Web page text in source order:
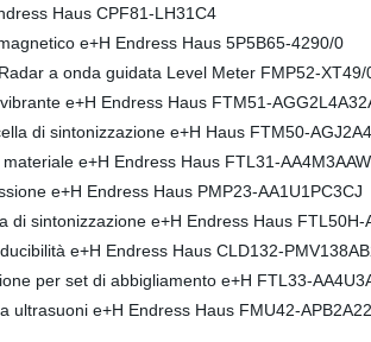
Haus CPF81-LH31C4
e+H Endress Haus 5P5B65-4290/0
a onda guidata Level Meter FMP52-XT49/
e+H Endress Haus FTM51-
di sintonizzazione e+H Haus FTM50-
e+H Endress Haus FTL31-
e+H Endress Haus PMP23-AA1U1PC3CJ
di sintonizzazione e+H Endress Haus FTL50H-
e+H Endress Haus CLD132-
per set di abbigliamento e+H FTL33-
ultrasuoni e+H Endress Haus FMU42-